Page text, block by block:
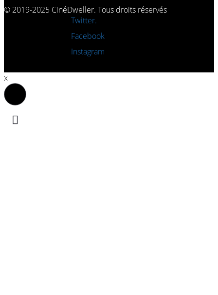
© 2019-2025 CinéDweller. Tous droits réservés
Twitter.
Facebook
Instagram
x